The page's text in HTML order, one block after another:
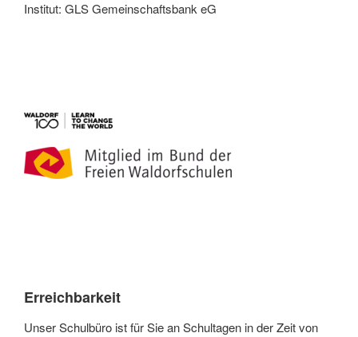
Institut: GLS Gemeinschaftsbank eG
Erreichbarkeit
Unser Schulbüro ist für Sie an Schultagen in der Zeit von